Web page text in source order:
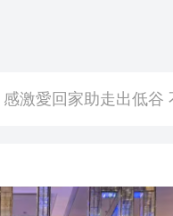
激愛回家助走出低谷
大四喜」：十年深厚